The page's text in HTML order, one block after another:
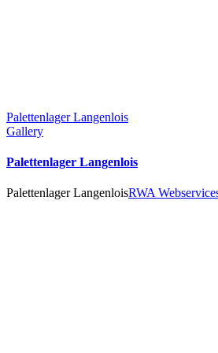
Palettenlager Langenlois
Gallery
Palettenlager Langenlois
Palettenlager LangenloisRWA